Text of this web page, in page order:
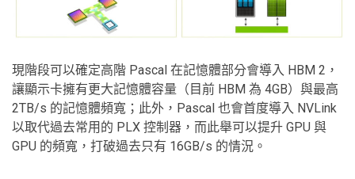
現階段可以確定高階 Pascal 在記憶體部分會導入 HBM 2，
讓顯示卡擁有更大記憶體容量（目前 HBM 為 4GB）與最高
2TB/s 的記憶體頻寬；此外，Pascal 也會首度導入 NVLink
以取代過去常用的 PLX 控制器，而此舉可以提升 GPU 與
GPU 的頻寬，打破過去只有 16GB/s 的情況。